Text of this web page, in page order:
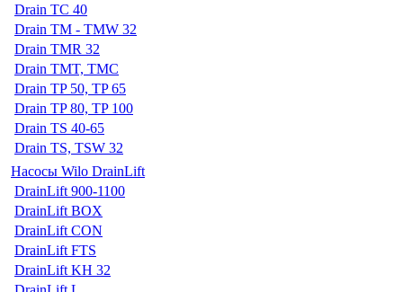
Drain TC 40
Drain TM - TMW 32
Drain TMR 32
Drain TMT, TMC
Drain TP 50, TP 65
Drain TP 80, TP 100
Drain TS 40-65
Drain TS, TSW 32
Насосы Wilo DrainLift
DrainLift 900-1100
DrainLift BOX
DrainLift CON
DrainLift FTS
DrainLift KH 32